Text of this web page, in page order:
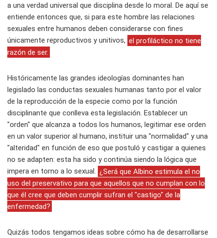
a una verdad universal que disciplina desde lo moral. De aquí se
entiende entonces que, si para este hombre las relaciones
sexuales entre humanos deben considerarse con fines
únicamente reproductivos y unitivos, el profiláctico no tiene
razón de ser.
Históricamente las grandes ideologías dominantes han
legislado las conductas sexuales humanas tanto por el valor
de la reproducción de la especie como por la función
disciplinante que conlleva esta legislación. Establecer un
"orden" que alcanza a todos los humanos, legitimar ese orden
en un valor superior al humano, instituir una "normalidad" y una
"alteridad" en función de eso que postuló y castigar a quienes
no se adapten: esta ha sido y continúa siendo la lógica que
impera en torno a lo sexual. ¿Será que Albino estimula el no
uso del preservativo para que aquellos que no cumplan con lo
que él cree que deben cumplir sufran el "castigo" de la
enfermedad?
Quizás todos tengamos ideas sobre cómo ha de desarrollarse